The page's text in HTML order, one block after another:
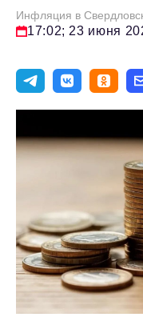
Инфляция в
17:02; 23 июня